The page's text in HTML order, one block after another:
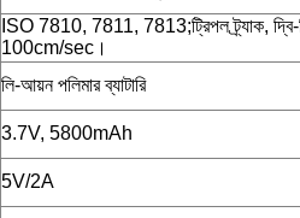
ISO 7810, 7811, 7813;ট্রিপল ট্র্যাক,
100cm/sec।
লি-আয়ন পলিমার ব্যাটারি
3.7V, 5800mAh
5V/2A